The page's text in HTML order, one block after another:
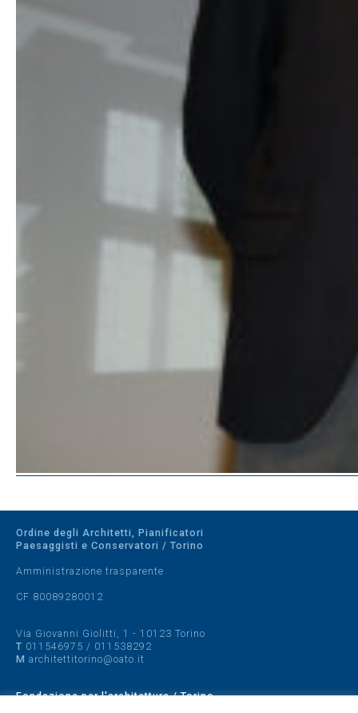
Ordine degli Architetti, Pianificatori
Paesaggisti e Conservatori / Torino
Amministrazione trasparente
CF 80089280012
Via Giovanni Giolitti, 1 - 10123 Torino
T 011546975 / 011538292
M architettitorino@oato.it
Fondazione per l'architettura / Torino